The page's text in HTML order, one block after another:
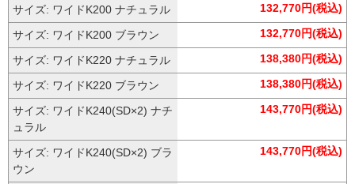
タイプ:ベッドフレームのみ
サイズ: ワイドK200 ナチュラル 132,770円(税込)
サイズ: ワイドK200 ブラウン 132,770円(税込)
サイズ: ワイドK220 ナチュラル 138,380円(税込)
サイズ: ワイドK220 ブラウン
サイズ: ワイドK240(SD×2) ナチ
ュラル
143,770円(税込)